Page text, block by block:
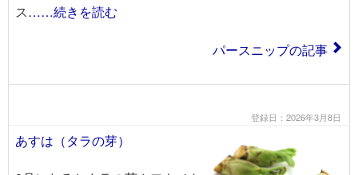
ス……続きを読む
パースニップの記事
登録日：2026年3月8日
あすは（タラの芽）